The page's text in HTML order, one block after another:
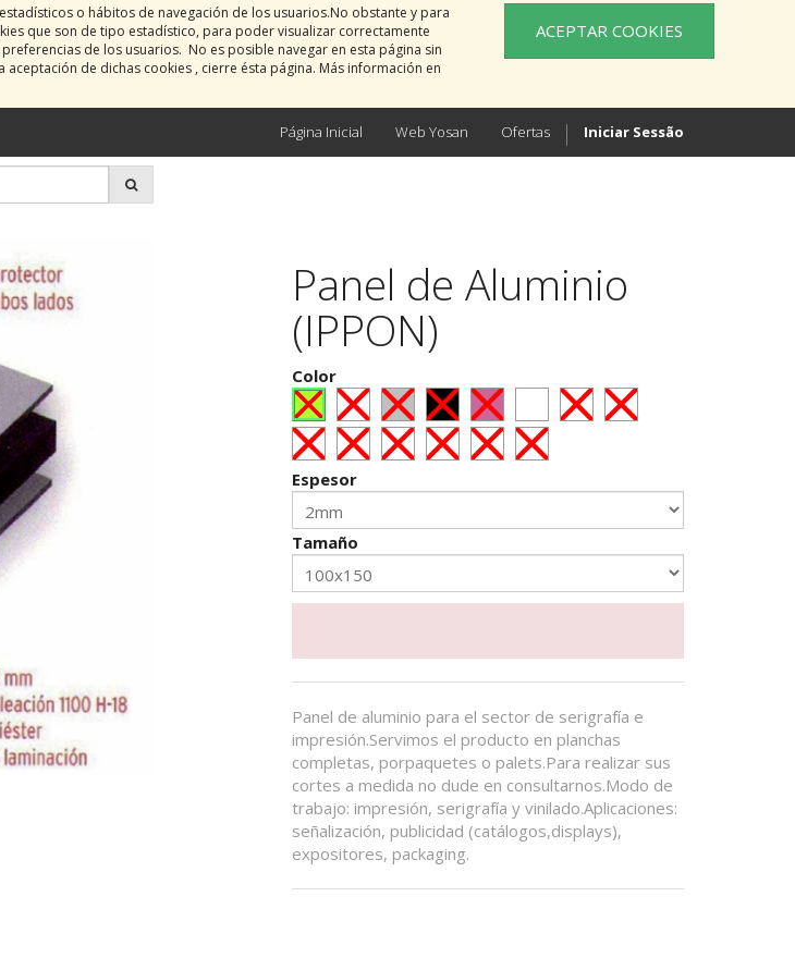
o hábitos de navegación de los usuarios.No obstante y para
que son de tipo estadístico, para poder visualizar correctamente
de los usuarios. No es posible navegar en esta página sin
de dichas cookies , cierre ésta página. Más información en
ACEPTAR COOKIES
Página Inicial Web Yosan Ofertas Iniciar Sessão
Panel de Aluminio
(IPPON)
Color
Espesor
Tamaño
Panel de aluminio para el sector de serigrafía e
impresión.Servimos el producto en planchas
completas, porpaquetes o palets.Para realizar sus
cortes a medida no dude en consultarnos.Modo de
trabajo: impresión, serigrafía y vinilado.Aplicaciones:
señalización, publicidad (catálogos,displays),
expositores, packaging.